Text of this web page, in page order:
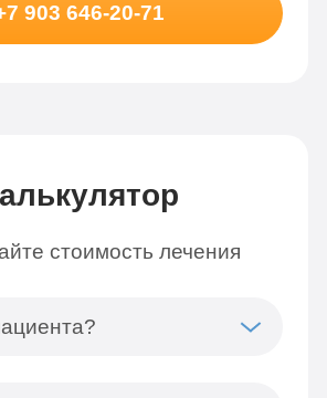
903 646-20-71
стоимость лечения